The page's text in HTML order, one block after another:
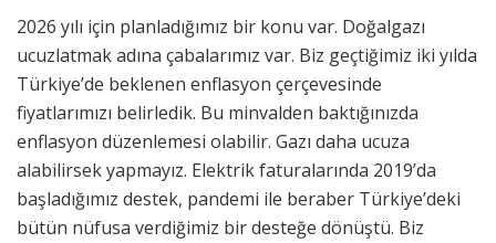
2026 yılı için planladığımız bir konu var. Doğalgazı
ucuzlatmak adına çabalarımız var. Biz geçtiğimiz iki yılda
Türkiye’de beklenen enflasyon çerçevesinde
fiyatlarımızı belirledik. Bu minvalden baktığınızda
enflasyon düzenlemesi olabilir. Gazı daha ucuza
alabilirsek yapmayız. Elektrik faturalarında 2019’da
başladığımız destek, pandemi ile beraber Türkiye’deki
bütün nüfusa verdiğimiz bir desteğe dönüştü. Biz